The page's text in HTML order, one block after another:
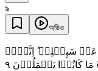
৯
অডিও
عَنۡ سَبِیۡلِہٖ ؕ اِنَّہُمۡ
مَا کَانُوۡا یَعۡمَلُوۡنَ ٩